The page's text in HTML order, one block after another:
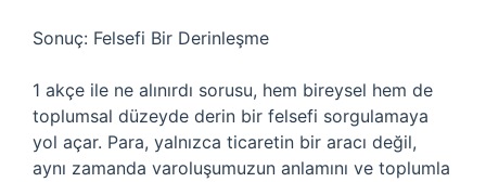
Sonuç: Felsefi Bir Derinleşme
1 akçe ile ne alınırdı sorusu, hem bireysel hem de
toplumsal düzeyde derin bir felsefi sorgulamaya
yol açar. Para, yalnızca ticaretin bir aracı değil,
aynı zamanda varoluşumuzun anlamını ve toplumla